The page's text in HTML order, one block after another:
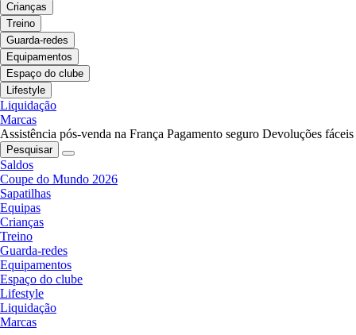
Crianças
Treino
Guarda-redes
Equipamentos
Espaço do clube
Lifestyle
Liquidação
Marcas
Assistência pós-venda na França Pagamento seguro Devoluções fáceis
Pesquisar
Saldos
Coupe do Mundo 2026
Sapatilhas
Equipas
Crianças
Treino
Guarda-redes
Equipamentos
Espaço do clube
Lifestyle
Liquidação
Marcas